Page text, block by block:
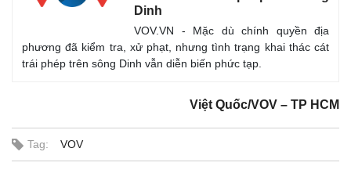
Dinh
VOV.VN - Mặc dù chính quyền địa
phương đã kiểm tra, xử phạt, nhưng tình trạng khai thác cát
trái phép trên sông Dinh vẫn diễn biến phức tạp.
Việt Quốc/VOV – TP HCM
Tag: VOV